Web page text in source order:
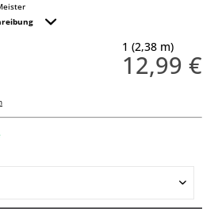
1 (2,38 m)
12,99 €